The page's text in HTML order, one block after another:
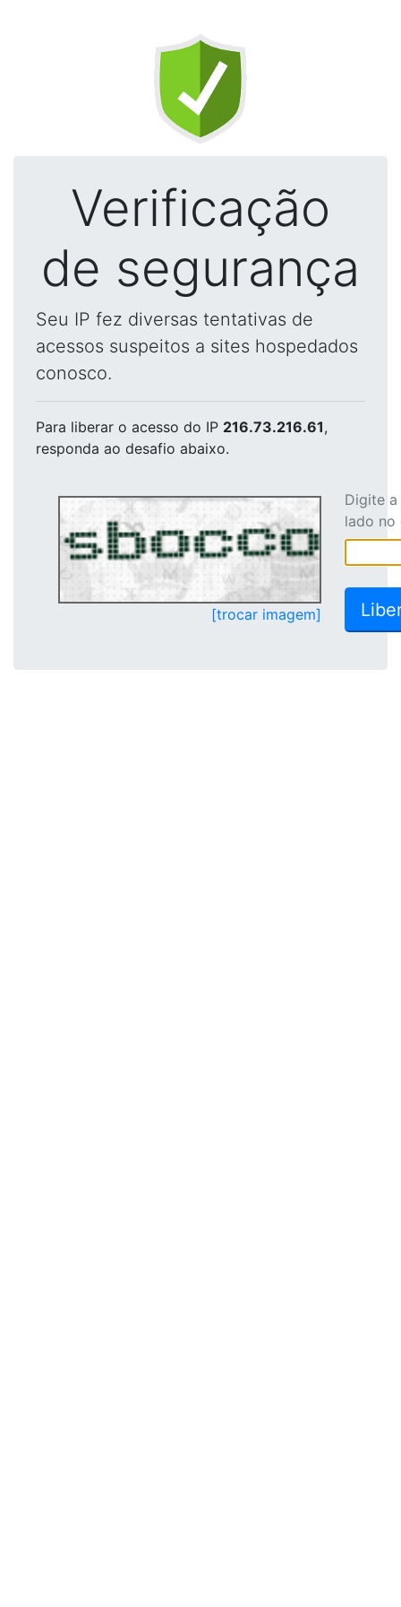
Verificação
de segurança
Seu IP fez diversas tentativas de
acessos suspeitos a sites hospedados
conosco.
Para liberar o acesso do IP 216.73.216.61,
responda ao desafio abaixo.
[trocar imagem]
Digite
lado no